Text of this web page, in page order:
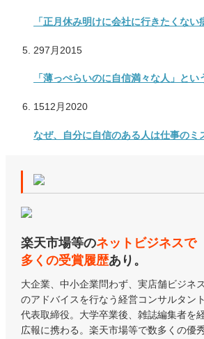
「正月休み明けに会社に行きたくない
297月 2015
「薄っぺらいのに自信満々な人」と
1512月 2020
なぜ、自分に自信のある人は仕事のミ
楽天市場等のネットビジネスで
多くの受賞履歴あり。
大企業、中小企業問わず、実店舗ビジネ
のアドバイスを行なう経営コンサルタン
代表取締役。大学卒業後、雑誌編集者を
広報に携わる。楽天市場等で数多くの優